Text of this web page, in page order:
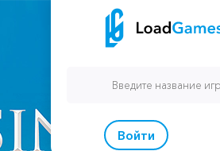
Войти